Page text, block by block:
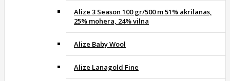
Alize 3 Season 100 gr/500 m 51% akrilanas,
25% mohera, 24% vilna
Alize Baby Wool
Alize Lanagold Fine